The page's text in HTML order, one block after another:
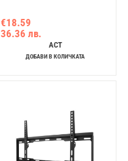
€18.59
36.36 лв.
ACT
ДОБАВИ В КОЛИЧКАТА